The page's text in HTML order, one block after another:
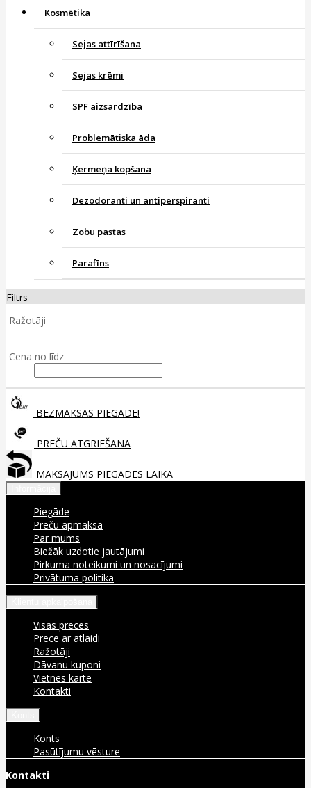
Kosmētika
Sejas attīrīšana
Sejas krēmi
SPF aizsardzība
Problemātiska āda
Ķermeņa kopšana
Dezodoranti un antiperspiranti
Zobu pastas
Parafīns
Filtrs
Ražotāji
Cena no līdz
BEZMAKSAS PIEGĀDE!
PREČU ATGRIEŠANA
MAKSĀJUMS PIEGĀDES LAIKĀ
Piegāde
Preču apmaksa
Par mums
Biežāk uzdotie jautājumi
Pirkuma noteikumi un nosacījumi
Privātuma politika
Visas preces
Prece ar atlaidi
Ražotāji
Dāvanu kuponi
Vietnes karte
Kontakti
Konts
Pasūtījumu vēsture
Kontakti